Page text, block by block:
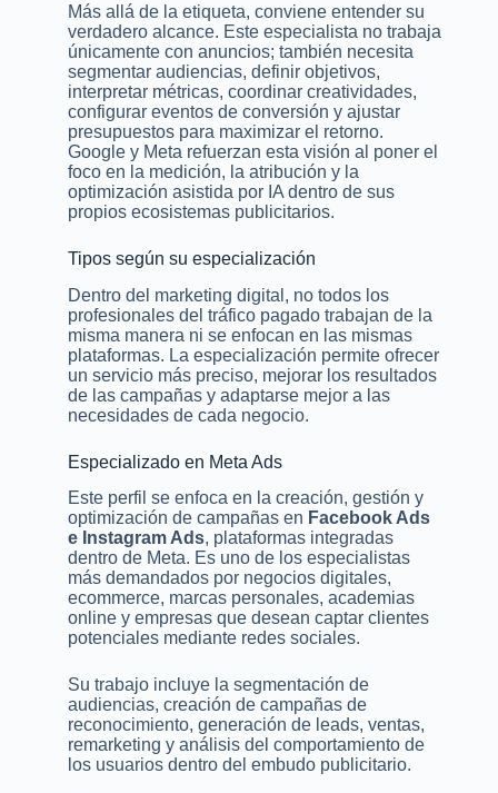
Más allá de la etiqueta, conviene entender su
verdadero alcance. Este especialista no trabaja
únicamente con anuncios; también necesita
segmentar audiencias, definir objetivos,
interpretar métricas, coordinar creatividades,
configurar eventos de conversión y ajustar
presupuestos para maximizar el retorno.
Google y Meta refuerzan esta visión al poner el
foco en la medición, la atribución y la
optimización asistida por IA dentro de sus
propios ecosistemas publicitarios.
Tipos según su especialización
Dentro del marketing digital, no todos los
profesionales del tráfico pagado trabajan de la
misma manera ni se enfocan en las mismas
plataformas. La especialización permite ofrecer
un servicio más preciso, mejorar los resultados
de las campañas y adaptarse mejor a las
necesidades de cada negocio.
Especializado en Meta Ads
Este perfil se enfoca en la creación, gestión y
optimización de campañas en Facebook Ads
e Instagram Ads, plataformas integradas
dentro de Meta. Es uno de los especialistas
más demandados por negocios digitales,
ecommerce, marcas personales, academias
online y empresas que desean captar clientes
potenciales mediante redes sociales.
Su trabajo incluye la segmentación de
audiencias, creación de campañas de
reconocimiento, generación de leads, ventas,
remarketing y análisis del comportamiento de
los usuarios dentro del embudo publicitario.